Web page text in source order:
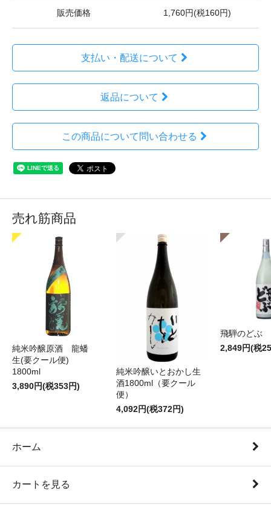
販売価格 1,760円(税160円)
支払い・配送について
返品について
この商品について問い合わせる
売れ筋商品
純米吟醸原酒 龍蟠
生(要クール便)
1800ml
3,890円(税353円)
純米吟醸いとおかし生
酒1800ml（要クール
便）
4,092円(税372円)
飛騨のどぶ
2,849円(税
ホーム
カートを見る